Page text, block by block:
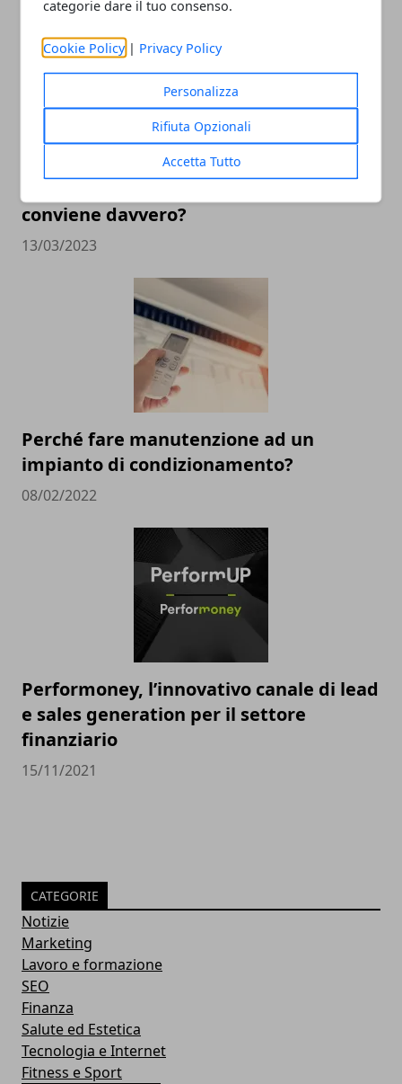
categorie dare il tuo consenso.
Cookie Policy | Privacy Policy
Personalizza
Rifiuta Opzionali
Accetta Tutto
conviene davvero?
13/03/2023
Perché fare manutenzione ad un
impianto di condizionamento?
08/02/2022
Performoney, l’innovativo canale di lead
e sales generation per il settore
finanziario
15/11/2021
CATEGORIE
Notizie
Marketing
Lavoro e formazione
SEO
Finanza
Salute ed Estetica
Tecnologia e Internet
Fitness e Sport